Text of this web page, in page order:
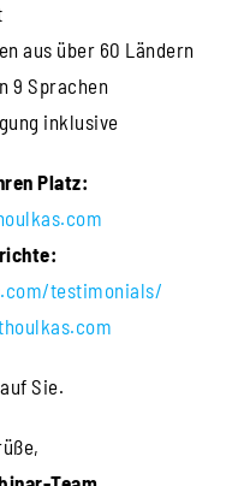
aus über 60 Ländern
9 Sprachen
inklusive
Platz:
testimonials/
Sie.